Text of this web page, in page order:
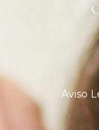
Aviso